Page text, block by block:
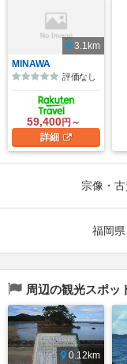
3.1km
MINAWA
評価なし
59,400円～
詳細
宗像・
福岡
周辺の観光スポッ
0.12km